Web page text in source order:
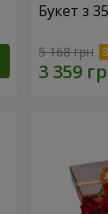
Букет з
5 168 грн